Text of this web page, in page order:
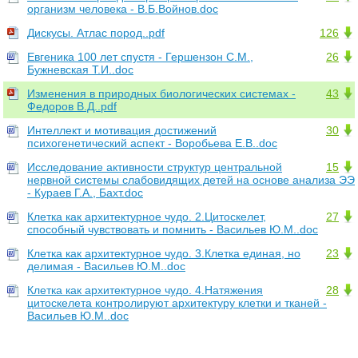
организм человека - В.Б.Войнов.doc
126
Дискусы. Атлас пород..pdf
26
Евгеника 100 лет спустя - Гершензон С.М.,
Бужневская Т.И..doc
43
Изменения в природных биологических системах -
Федоров В.Д..pdf
30
Интеллект и мотивация достижений
психогенетический аспект - Воробьева Е.В..doc
15
Исследование активности структур центральной
нервной системы слабовидящих детей на основе анализа ЭЭ
- Кураев Г.А., Бахт.doc
27
Клетка как архитектурное чудо. 2.Цитоскелет,
способный чувствовать и помнить - Васильев Ю.М..doc
23
Клетка как архитектурное чудо. 3.Клетка единая, но
делимая - Васильев Ю.М..doc
28
Клетка как архитектурное чудо. 4.Натяжения
цитоскелета контролируют архитектуру клетки и тканей -
Васильев Ю.М..doc